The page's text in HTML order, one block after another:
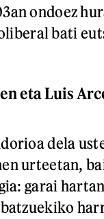
ondoez
bati
eta Luis
dela
urteetan,
garai